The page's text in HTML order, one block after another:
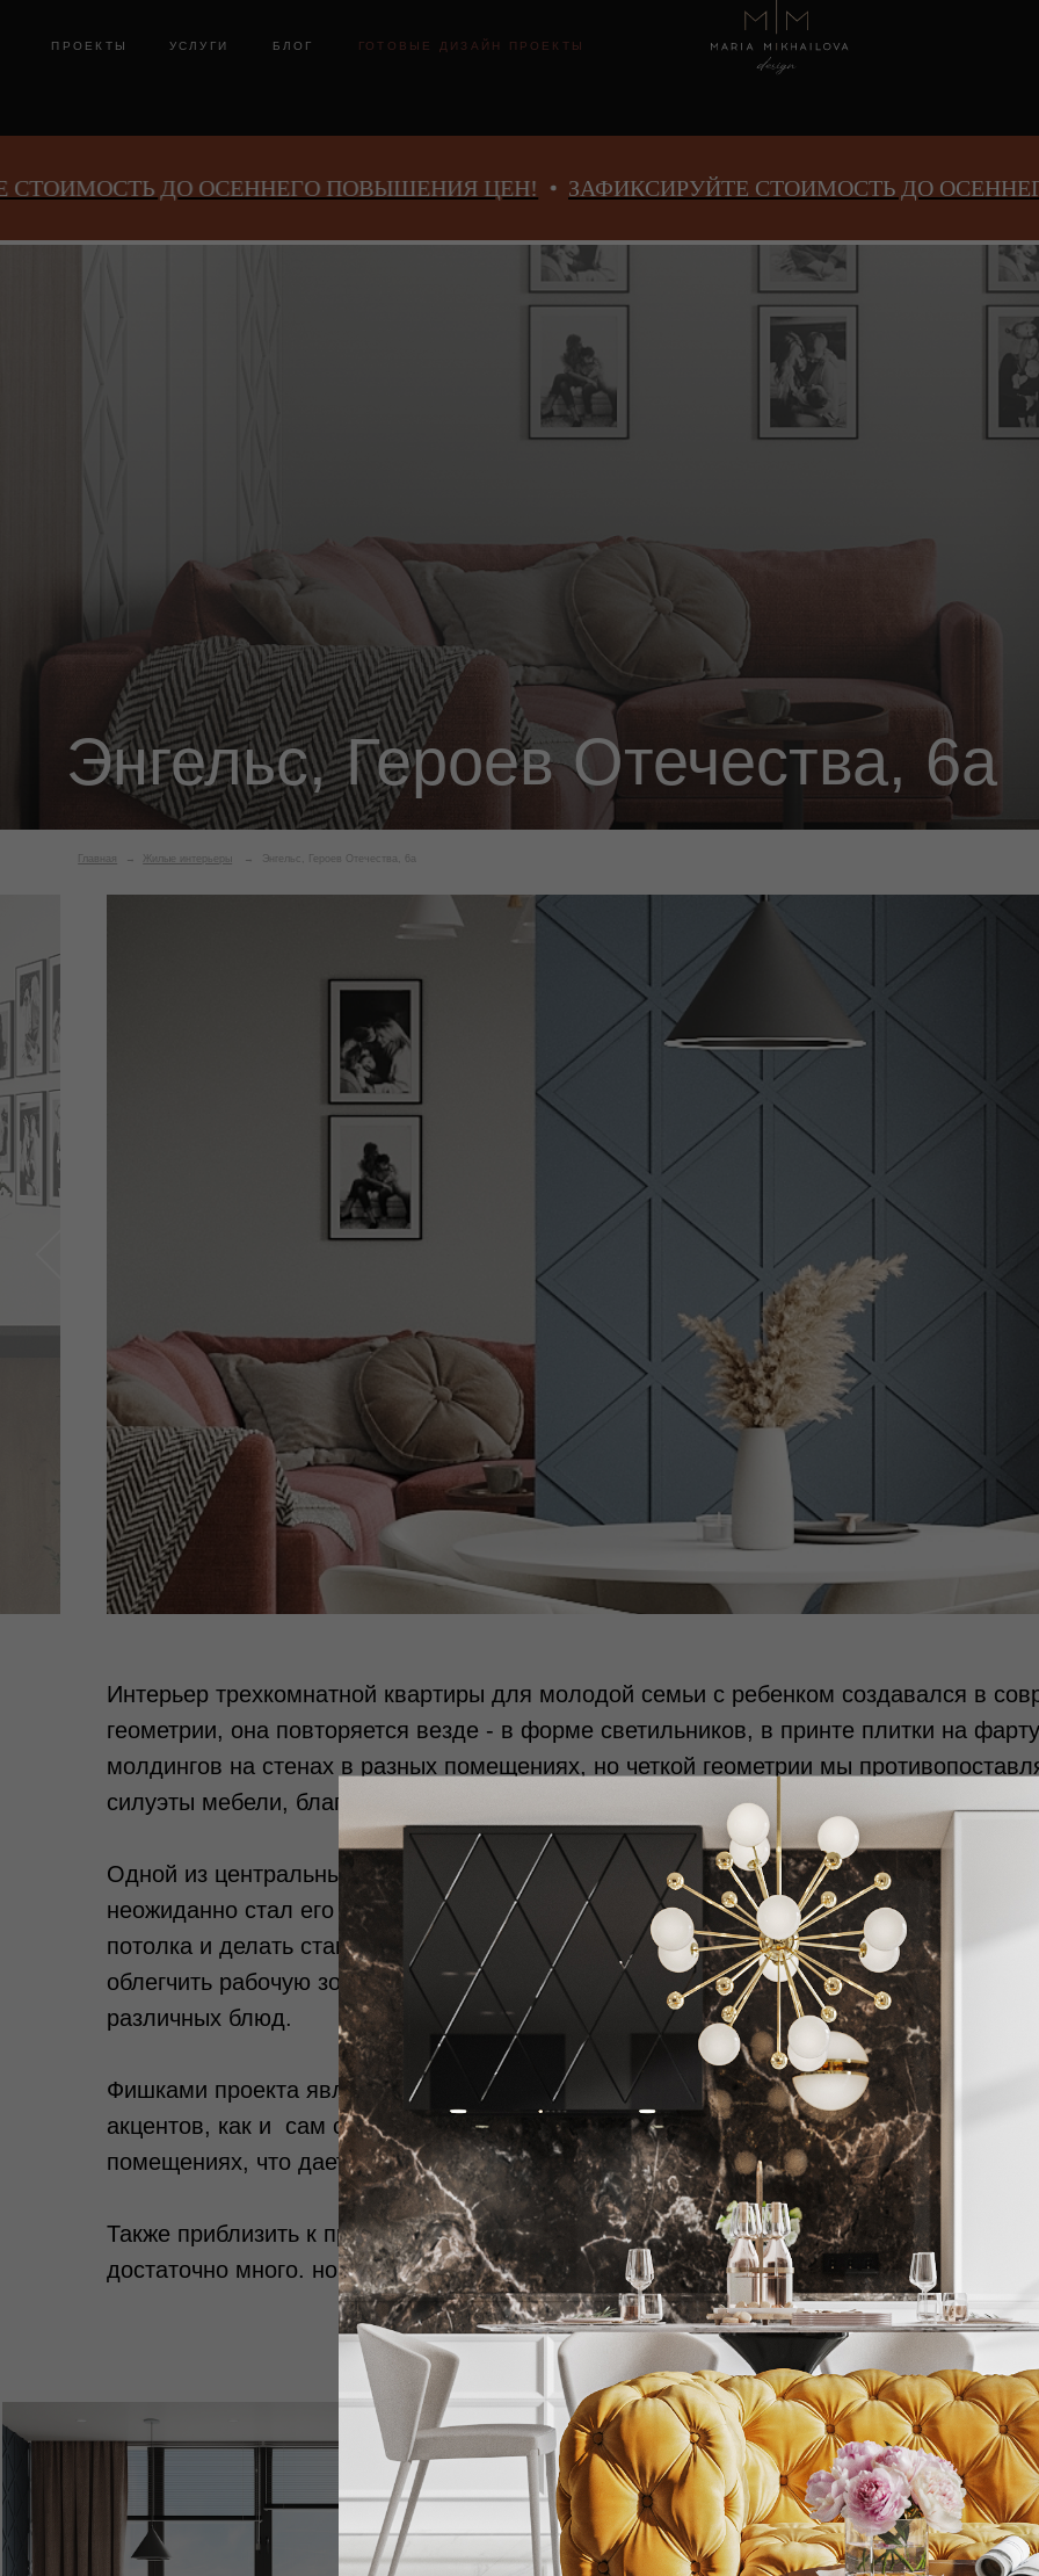
ОСЕННЕГО ПОВЫШЕНИЯ ЦЕН! ЗАФИКСИРУЙТЕ СТОИМОСТЬ ДО ОСЕННЕГО ПОВЫШЕНИЯ
ПРОЕКТЫ УСЛУГИ ГОТОВЫЕ ДИЗАЙН ПРОЕКТЫ
БЛОГ
Энгельс, Героев Отечества, 6а
Главная Жилые интерьеры
→ Энгельс, Героев Отечества, 6а
→
Интерьер трехкомнатной квартиры для молодой семьи с ребенком создавался в
геометрии, она повторяется везде - в форме светильников, в принте плитки на
молдингов на стенах в разных помещениях, но четкой геометрии мы
силуэты мебели, благодаря чему достигается гармония и равновесие.
Одной из центральных особенностей проекта является кухонный гарнитур. Он
неожиданно стал его центром, но также и тем какой высоты этот гарнитур.
потолка и делать стандартные верхние шкафы, убрав их функцию в зону хранения
облегчить рабочую зону и сделать ее эстетически привлекательной и гармоничной,
различных блюд.
Фишками проекта являются также и сложные насыщенные тона красно-
акцентов, как и сам способ окрашивания стен - в покраске стен мы не доводим
помещениях, что дает нам общую единую связь с кухонным гарнитуром.
Также приблизить к природной и натуральной атмосфере, а также добавить уюта
достаточно много. но они прекрасно гармонируют со всем интерьером.